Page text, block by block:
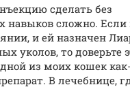
сделать без
навыков сложно. Если
и ей назначен
уколов, то доверьте
из моих кошек
В лечебнице,